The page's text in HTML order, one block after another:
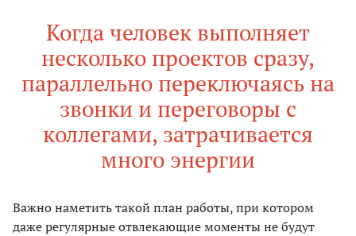
Когда человек выполняет
несколько проектов сразу,
параллельно переключаясь на
звонки и переговоры с
коллегами, затрачивается
много энергии
Важно наметить такой план работы, при котором
даже регулярные отвлекающие моменты не будут